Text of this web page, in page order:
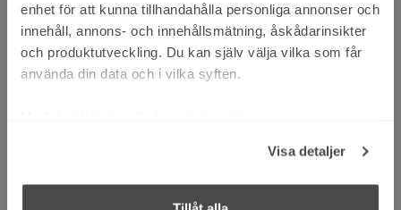
enhet för att kunna tillhandahålla personliga annonser och
innehåll, annons- och innehållsmätning, åskådarinsikter
och produktutveckling. Du kan själv välja vilka som får
använda din data och i vilka syften.
som kan ha en noggrannhet på upp till flera meter
Identifiera din enhet genom att aktivt skanna den
för specifika kännetecken (fingeravtryck)
Visa detaljer
Produkter
Ritprogram
Inspiration
Bläddra i Blandarbroschyren